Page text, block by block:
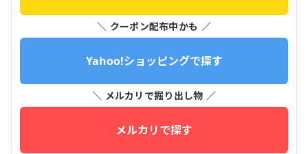
＼ クーポン配布中かも ／
Yahoo!ショッピングで探す
＼ メルカリで掘り出し物 ／
メルカリで探す